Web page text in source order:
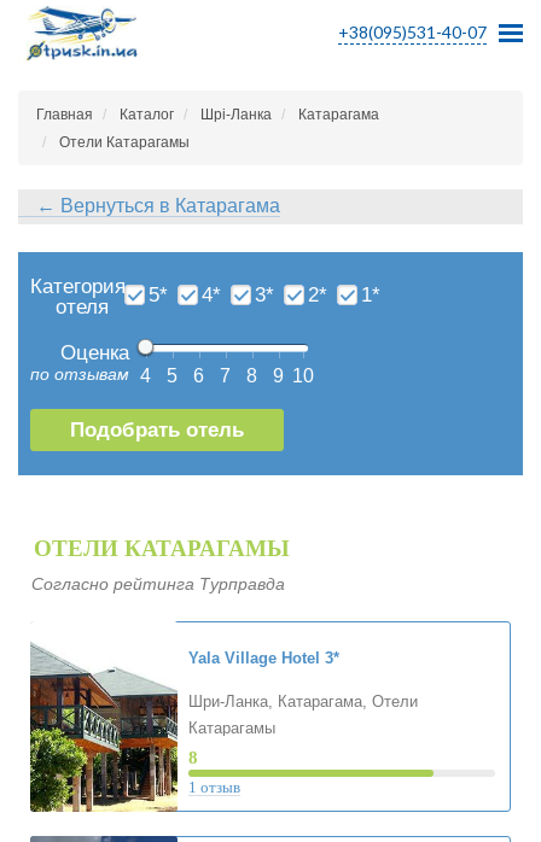
+38(095)531-40-07
Главная Каталог Шрі-Ланка
Катарагама
Отели Катарагамы
← Вернуться в Катарагама
Категория
отеля
5* 4* 3* 2* 1*
Оценка
по отзывам 4 5 6 7 8 9 10
ОТЕЛИ КАТАРАГАМЫ
Согласно рейтинга Турправда
Yala Village Hotel 3*
Шри-Ланка, Катарагама, Отели
Катарагамы
8
1 отзыв